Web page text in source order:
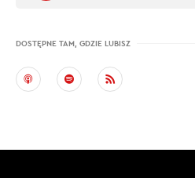
DOSTĘPNE TAM, GDZIE LUBISZ